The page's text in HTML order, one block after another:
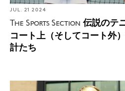
JUL. 21 2024
The Sports Section 伝説のテ
コート上（そしてコート外
計たち
Watch Spotting: NBAスターの